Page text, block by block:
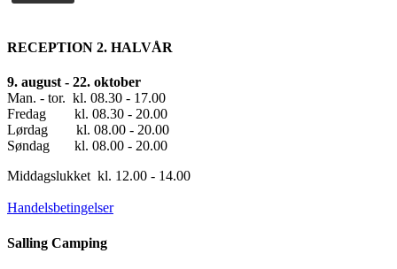
RECEPTION 2. HALVÅR
9. august - 22. oktober
Man. - tor. kl. 08.30 - 17.00
Fredag kl. 08.30 - 20.00
Lørdag kl. 08.00 - 20.00
Søndag kl. 08.00 - 20.00
Middagslukket kl. 12.00 - 14.00
Handelsbetingelser
Salling Camping